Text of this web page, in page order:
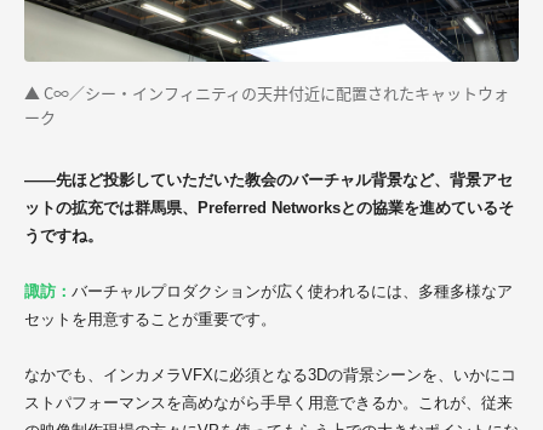
▲ C∞／シー・インフィニティの天井付近に配置されたキャットウォ
ーク
——先ほど投影していただいた教会のバーチャル背景など、背景アセ
ットの拡充では群馬県、Preferred Networksとの協業を進めているそ
うですね。
諏訪： バーチャルプロダクションが広く使われるには、多種多様なア
セットを用意することが重要です。
なかでも、インカメラVFXに必須となる3Dの背景シーンを、いかにコ
ストパフォーマンスを高めながら手早く用意できるか。これが、従来